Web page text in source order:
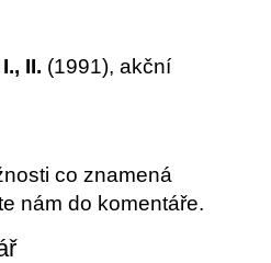
II. (1991), akční
co znamená
nám do komentáře.